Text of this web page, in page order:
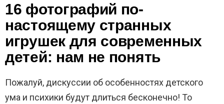
16 фотографий по-
настоящему странных
игрушек для современных
детей: нам не понять
Пожалуй, дискуссии об особенностях детского
ума и психики будут длиться бесконечно! То